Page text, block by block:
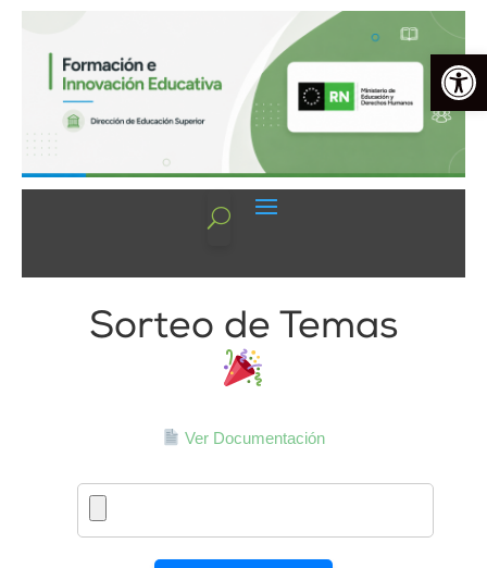
Sorteo de Temas
Ver Documentación